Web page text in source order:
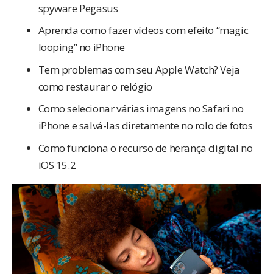
spyware Pegasus
Aprenda como fazer vídeos com efeito “magic
looping” no iPhone
Tem problemas com seu Apple Watch? Veja
como restaurar o relógio
Como selecionar várias imagens no Safari no
iPhone e salvá-las diretamente no rolo de fotos
Como funciona o recurso de herança digital no
iOS 15.2